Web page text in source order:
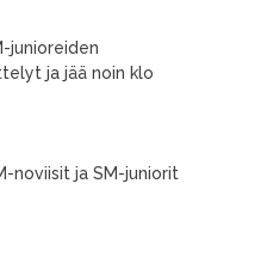
junioreiden
ja jää noin klo
noviisit ja SM-juniorit